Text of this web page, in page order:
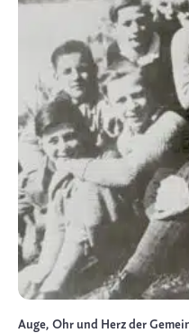
Auge, Ohr und Herz der